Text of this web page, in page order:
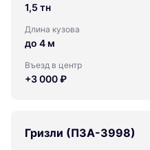
1,5 тн
Длина кузова
до 4 м
Въезд в центр
+3 000 ₽
Гризли (ПЗА-3998)